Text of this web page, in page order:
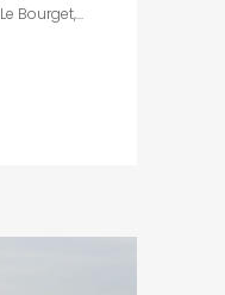
Bourget,...